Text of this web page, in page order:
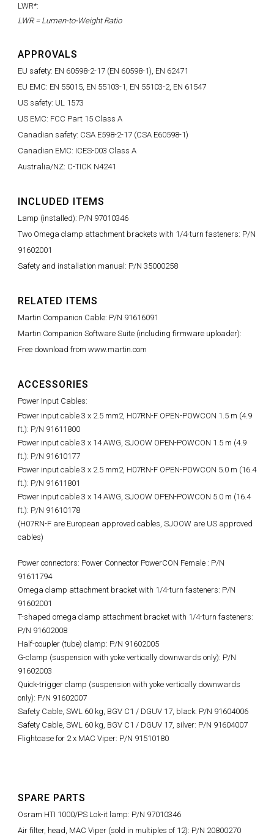
LWR*:
LWR = Lumen-to-Weight Ratio
APPROVALS
EU safety: EN 60598-2-17 (EN 60598-1), EN 62471
EU EMC: EN 55015, EN 55103-1, EN 55103-2, EN 61547
US safety: UL 1573
US EMC: FCC Part 15 Class A
Canadian safety: CSA E598-2-17 (CSA E60598-1)
Canadian EMC: ICES-003 Class A
Australia/NZ: C-TICK N4241
INCLUDED ITEMS
Lamp (installed): P/N 97010346
Two Omega clamp attachment brackets with 1/4-turn fasteners: P/N
91602001
Safety and installation manual: P/N 35000258
RELATED ITEMS
Martin Companion Cable: P/N 91616091
Martin Companion Software Suite (including firmware uploader):
Free download from www.martin.com
ACCESSORIES
Power Input Cables:
Power input cable 3 x 2.5 mm2, H07RN-F OPEN-POWCON 1.5 m (4.9
ft.): P/N 91611800
Power input cable 3 x 14 AWG, SJOOW OPEN-POWCON 1.5 m (4.9
ft.): P/N 91610177
Power input cable 3 x 2.5 mm2, H07RN-F OPEN-POWCON 5.0 m (16.4
ft.): P/N 91611801
Power input cable 3 x 14 AWG, SJOOW OPEN-POWCON 5.0 m (16.4
ft.): P/N 91610178
(H07RN-F are European approved cables, SJOOW are US approved
cables)
Power connectors: Power Connector PowerCON Female : P/N
91611794
Omega clamp attachment bracket with 1/4-turn fasteners: P/N
91602001
T-shaped omega clamp attachment bracket with 1/4-turn fasteners:
P/N 91602008
Half-coupler (tube) clamp: P/N 91602005
G-clamp (suspension with yoke vertically downwards only): P/N
91602003
Quick-trigger clamp (suspension with yoke vertically downwards
only): P/N 91602007
Safety Cable, SWL 60 kg, BGV C1 / DGUV 17, black: P/N 91604006
Safety Cable, SWL 60 kg, BGV C1 / DGUV 17, silver: P/N 91604007
Flightcase for 2 x MAC Viper: P/N 91510180
SPARE PARTS
Osram HTI 1000/PS Lok-it lamp: P/N 97010346
Air filter, head, MAC Viper (sold in multiples of 12): P/N 20800270